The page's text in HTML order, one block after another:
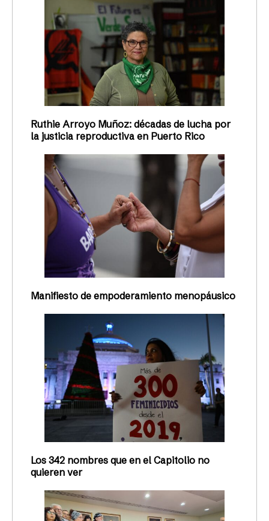
Ruthie Arroyo Muñoz: décadas de lucha por
la justicia reproductiva en Puerto Rico
Manifiesto de empoderamiento menopáusico
Los 342 nombres que en el Capitolio no
quieren ver